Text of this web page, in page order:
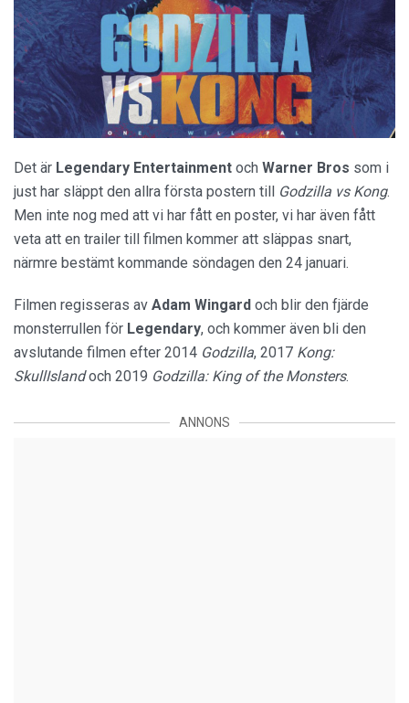
Det är Legendary Entertainment och Warner Bros som i
just har släppt den allra första postern till Godzilla vs Kong.
Men inte nog med att vi har fått en poster, vi har även fått
veta att en trailer till filmen kommer att släppas snart,
närmre bestämt kommande söndagen den 24 januari.
Filmen regisseras av Adam Wingard och blir den fjärde
monsterrullen för Legendary, och kommer även bli den
avslutande filmen efter 2014 Godzilla, 2017 Kong:
SkullIslandoch 2019 Godzilla: King of the Monsters.
ANNONS